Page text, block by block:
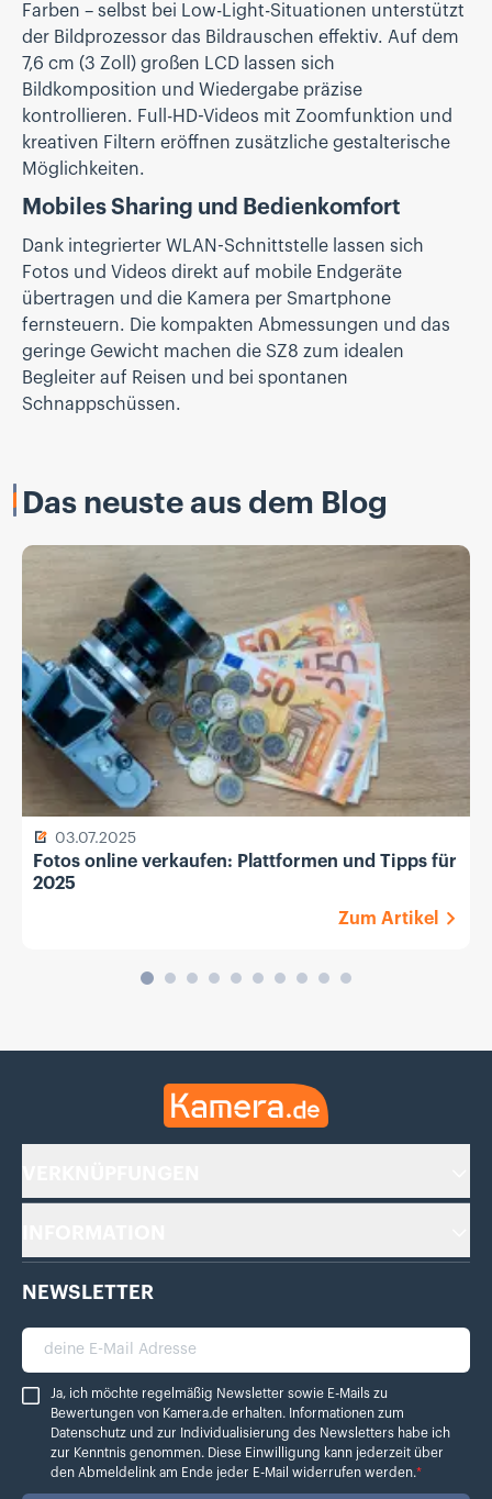
Farben – selbst bei Low-Light-Situationen unterstützt
der Bildprozessor das Bildrauschen effektiv. Auf dem
7,6 cm (3 Zoll) großen LCD lassen sich
Bildkomposition und Wiedergabe präzise
kontrollieren. Full-HD-Videos mit Zoomfunktion und
kreativen Filtern eröffnen zusätzliche gestalterische
Möglichkeiten.
Mobiles Sharing und Bedienkomfort
Dank integrierter WLAN-Schnittstelle lassen sich
Fotos und Videos direkt auf mobile Endgeräte
übertragen und die Kamera per Smartphone
fernsteuern. Die kompakten Abmessungen und das
geringe Gewicht machen die SZ8 zum idealen
Begleiter auf Reisen und bei spontanen
Schnappschüssen.
Das neuste aus dem Blog
03.07.2025
Fotos online verkaufen: Plattformen und Tipps für
2025
Zum Artikel
Kamera.de
NEWSLETTER
deine E-Mail Adresse
Ja, ich möchte regelmäßig Newsletter sowie E-Mails zu Bewertungen von
Ja, ich möchte regelmäßig Newsletter sowie E-Mails zu
Bewertungen von Kamera.de erhalten. Informationen zum
Datenschutz und zur Individualisierung des Newsletters habe ich
zur Kenntnis genommen. Diese Einwilligung kann jederzeit über
den Abmeldelink am Ende jeder E-Mail widerrufen werden.*